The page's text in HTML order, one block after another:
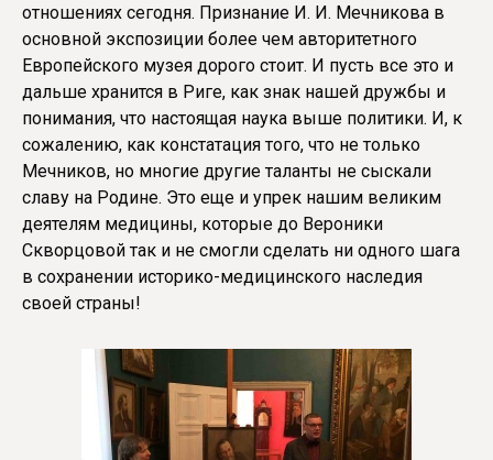
отношениях сегодня. Признание И. И. Мечникова в
основной экспозиции более чем авторитетного
Европейского музея дорого стоит. И пусть все это и
дальше хранится в Риге, как знак нашей дружбы и
понимания, что настоящая наука выше политики. И, к
сожалению, как констатация того, что не только
Мечников, но многие другие таланты не сыскали
славу на Родине. Это еще и упрек нашим великим
деятелям медицины, которые до Вероники
Скворцовой так и не смогли сделать ни одного шага
в сохранении историко-медицинского наследия
своей страны!